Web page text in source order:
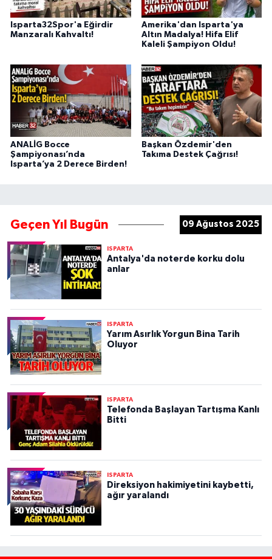
Isparta32Spor'a Eğirdir
Manzaralı Kahvaltı!
Amerika'dan Isparta'ya
Altın Madalya! Hifa Elif
Kaleli Şampiyon Oldu!
ANALİG Bocce
Şampiyonası’nda
Isparta’ya 2 Derece Birden!
Başkan Özdemir'den
Takıma Destek Çağrısı!
Geçen Yıl Bugün 09 Ağustos 2025
ISPARTA
Antalya'da noterde korku dolu
anlar
ISPARTA
Yarım Asırlık Yorgun Bina Tarih
Oluyor
ISPARTA
Telefonda Başlayan Tartışma Kanlı
Bitti
ISPARTA
Direksiyon hakimiyetini kaybetti,
ağır yaralandı